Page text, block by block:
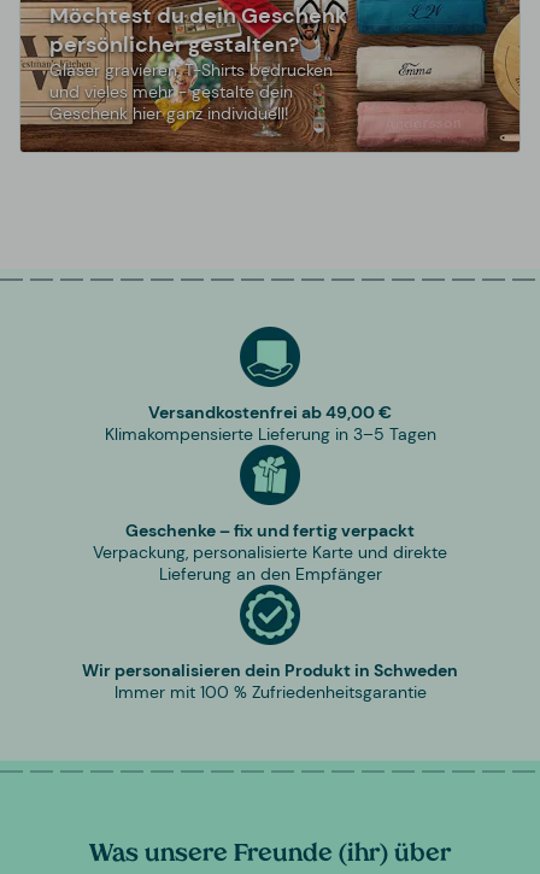
Möchtest du dein Geschenk
persönlicher gestalten?
Gläser gravieren, T-Shirts bedrucken
und vieles mehr - gestalte dein
Geschenk hier ganz individuell!
Versandkostenfrei ab 49,00 €
Klimakompensierte Lieferung in 3–5 Tagen
Geschenke – fix und fertig verpackt
Verpackung, personalisierte Karte und direkte
Lieferung an den Empfänger
Wir personalisieren dein Produkt in Schweden
Immer mit 100 % Zufriedenheitsgarantie
Was unsere Freunde (ihr) über